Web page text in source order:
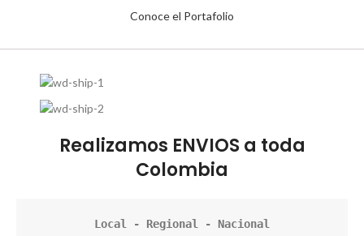
Conoce el Portafolio
Realizamos ENVIOS a toda
Colombia
Local - Regional - Nacional